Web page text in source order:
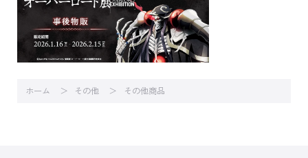
ホーム その他 その他商品